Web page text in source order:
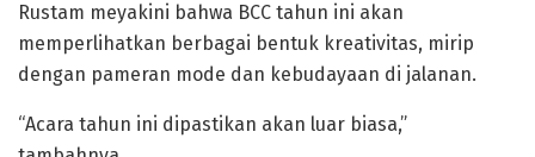
Rustam meyakini bahwa BCC tahun ini akan
memperlihatkan berbagai bentuk kreativitas, mirip
dengan pameran mode dan kebudayaan di jalanan.
“Acara tahun ini dipastikan akan luar biasa,”